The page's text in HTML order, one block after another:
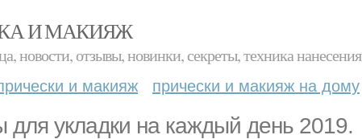
И МАКИЯЖ
новости, отзывы, новинки, секреты, техника нанесения
и макияж прически и макияж на дому
для укладки на каждый день 2019.